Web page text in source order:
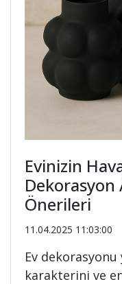
Evinizin
Dekorasyon
Önerileri
11.04.2025 11:03:00
Ev dekorasyonu
karakterini ve